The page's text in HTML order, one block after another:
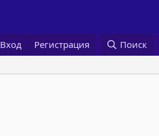
Вход Регистрация Поиск